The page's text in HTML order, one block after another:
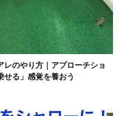
レのやり方｜アプローチショ
せる」感覚を養おう